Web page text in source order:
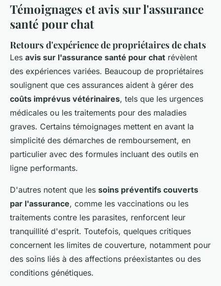
Témoignages et avis sur l'assurance
santé pour chat
Retours d'expérience de propriétaires de chats
Les avis sur l'assurance santé pour chat révèlent
des expériences variées. Beaucoup de propriétaires
soulignent que ces assurances aident à gérer des
coûts imprévus vétérinaires, tels que les urgences
médicales ou les traitements pour des maladies
graves. Certains témoignages mettent en avant la
simplicité des démarches de remboursement, en
particulier avec des formules incluant des outils en
ligne performants.
D'autres notent que les soins préventifs couverts
par l'assurance, comme les vaccinations ou les
traitements contre les parasites, renforcent leur
tranquillité d'esprit. Toutefois, quelques critiques
concernent les limites de couverture, notamment pour
des soins liés à des affections préexistantes ou des
conditions génétiques.